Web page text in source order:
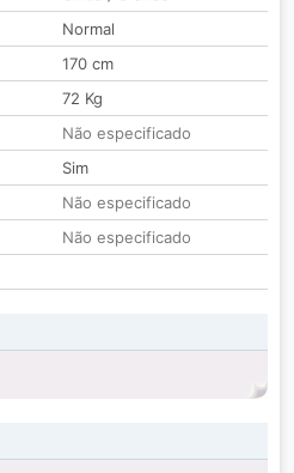
Normal
170 cm
72 Kg
Não especificado
Sim
Não especificado
Não especificado